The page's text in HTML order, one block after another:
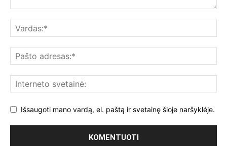
Išsaugoti mano vardą, el. paštą ir svetainę šioje naršyklėje.